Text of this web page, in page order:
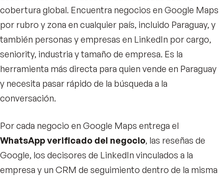
cobertura global. Encuentra negocios en Google Maps
por rubro y zona en cualquier país, incluido Paraguay, y
también personas y empresas en LinkedIn por cargo,
seniority, industria y tamaño de empresa. Es la
herramienta más directa para quien vende en Paraguay
y necesita pasar rápido de la búsqueda a la
conversación.
Por cada negocio en Google Maps entrega el
WhatsApp verificado del negocio, las reseñas de
Google, los decisores de LinkedIn vinculados a la
empresa y un CRM de seguimiento dentro de la misma